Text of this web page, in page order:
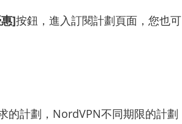
]按鈕，進入訂閱計劃頁面，您也可
的計劃，NordVPN不同期限的計劃